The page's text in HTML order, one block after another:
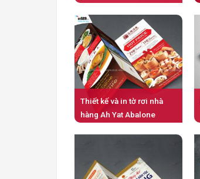
Thiết kế và in tờ rơi nhà
hàng Ah Yat Abalone